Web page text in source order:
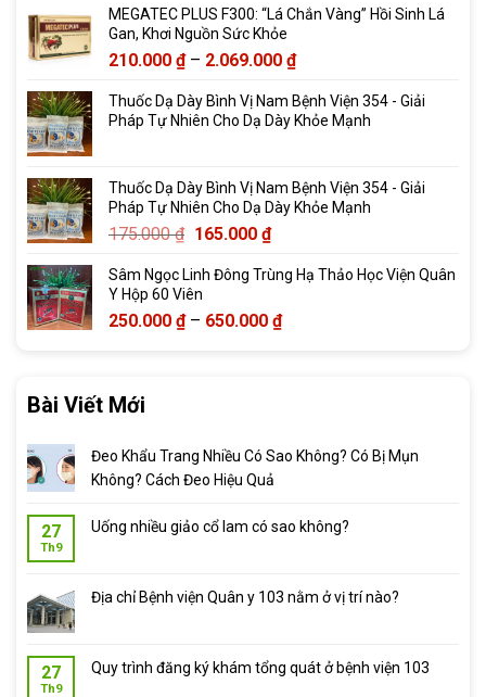
từ
đến
MEGATEC PLUS F300: “Lá Chắn Vàng” Hồi Sinh Lá
Gan, Khơi Nguồn Sức Khỏe
210.000 ₫ – 2.069.000 ₫Khoảng
từ
210.000 ₫
Thuốc Dạ Dày Bình Vị Nam Bệnh Viện 354 - Giải
Pháp Tự Nhiên Cho Dạ Dày Khỏe Mạnh
Thuốc Dạ Dày Bình Vị Nam Bệnh Viện 354 - Giải
Pháp Tự Nhiên Cho Dạ Dày Khỏe Mạnh
175.000₫ Giá
là:
175.000 ₫.
165.000 ₫Giá
tại
165.000 ₫.
Sâm Ngọc Linh Đông Trùng Hạ Thảo Học Viện Quân
Y Hộp 60 Viên
250.000 ₫ – 650.000 ₫Khoảng
Bài Viết Mới
Đeo Khẩu Trang Nhiều Có Sao Không? Có Bị Mụn
Không? Cách Đeo Hiệu Quả
27
Th9
Uống nhiều giảo cổ lam có sao không?
Địa chỉ Bệnh viện Quân y 103 nằm ở vị trí nào?
27
Th9
Quy trình đăng ký khám tổng quát ở bệnh viện 103